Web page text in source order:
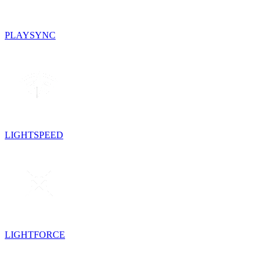
PLAYSYNC
LIGHTSPEED
LIGHTFORCE